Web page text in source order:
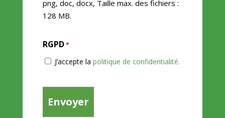
png, doc, docx, Taille max. des fichiers :
128 MB.
RGPD*
J’accepte la politique de confidentialité.